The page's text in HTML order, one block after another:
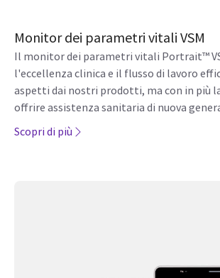
Monitor dei parametri vitali VSM
Il monitor dei parametri vitali Portrait™
l'eccellenza clinica e il flusso di lavoro
aspetti dai nostri prodotti, ma con in più
offrire assistenza sanitaria di nuova
Scopri di più